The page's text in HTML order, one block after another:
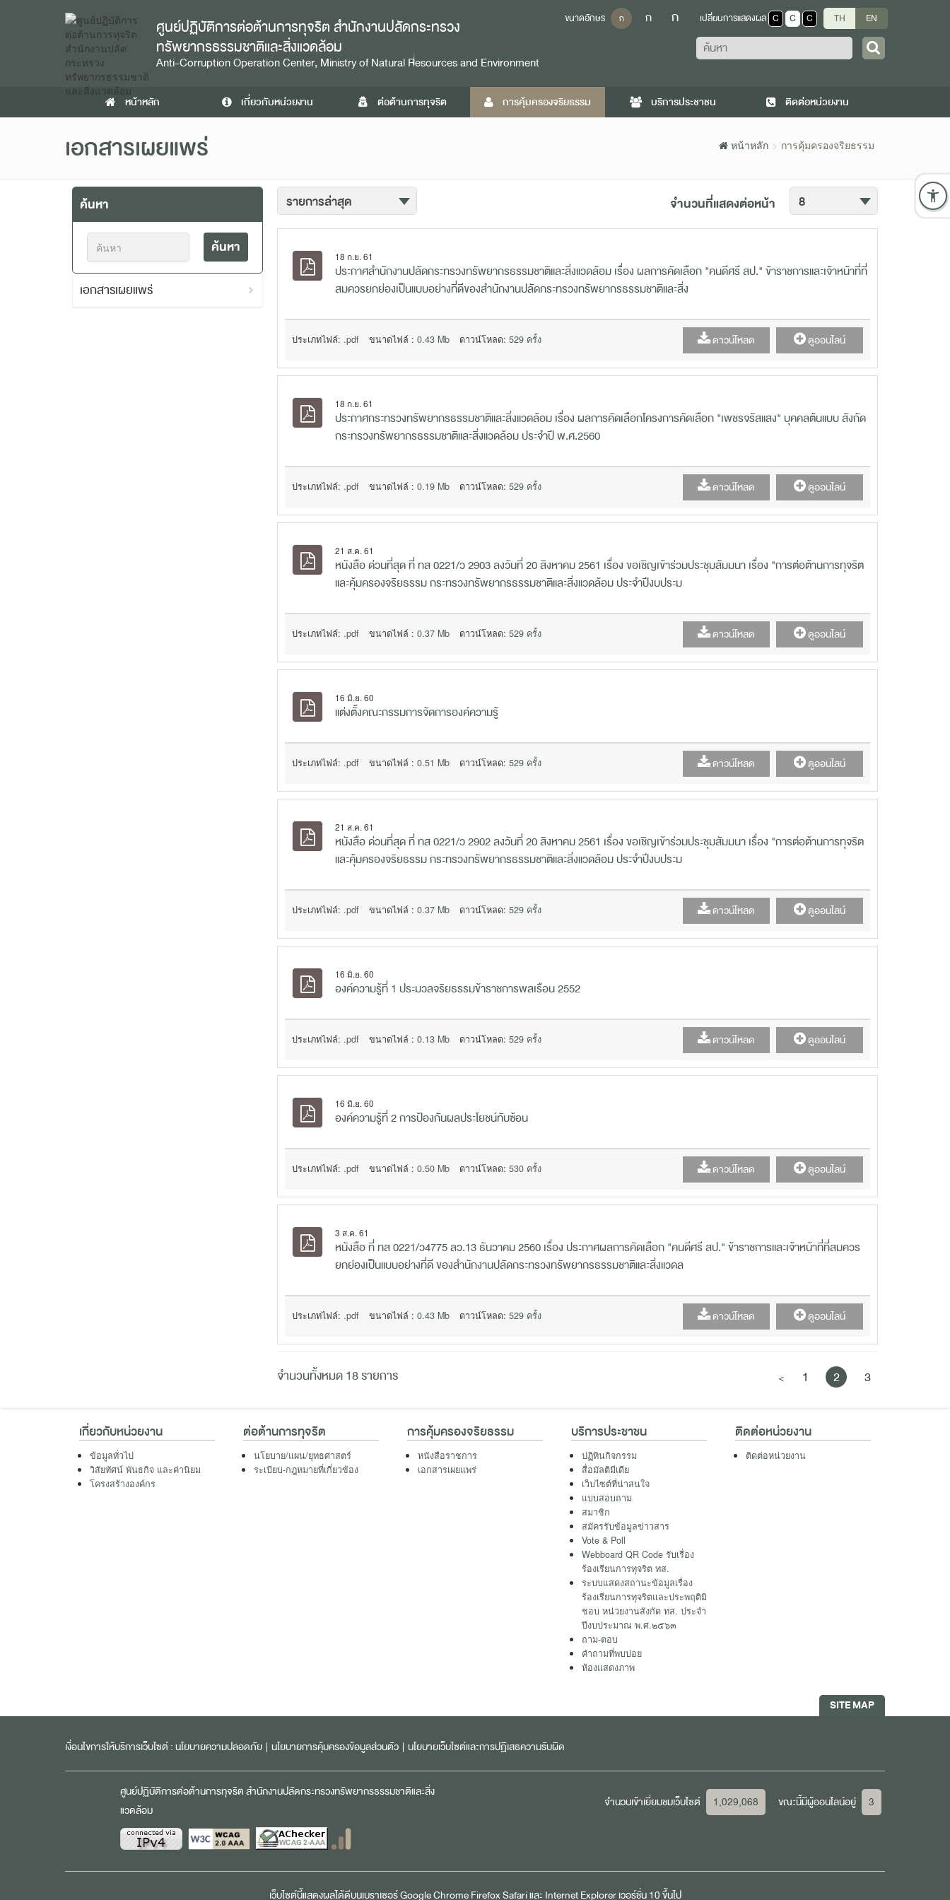
ศูนย์ปฏิบัติการต่อต้านการทุจริต สำนักงานปลัดกระทรวง
ทรัพยากรธรรมชาติและสิ่งแวดล้อม
Anti-Corruption Operation Center, Ministry of Natural Resources and Environment
ขนาดอักษร ก ก ก เปลี่ยนการแสดงผล C C C TH EN
ค้นหา
หน้าหลัก เกี่ยวกับหน่วยงาน ต่อต้านการทุจริต การคุ้มครองจริยธรรม บริการประชาชน ติดต่อหน่วยงาน
เอกสารเผยแพร่ หน้าหลัก การคุ้มครองจริยธรรม
ค้นหา
ค้นหา
เอกสารเผยแพร่
จำนวนที่แสดงต่อหน้า
18 ก.ย. 61
ประกาศสำนักงานปลัดกระทรวงทรัพยากรธรรมชาติและสิ่งแวดล้อม เรื่อง ผลการคัดเลือก "คนดีศรี สป." ข้าราชการและเจ้าหน้าที่ที่
สมควรยกย่องเป็นแบบอย่างที่ดีของสำนักงานปลัดกระทรวงทรัพยากรธรรมชาติและสิ่ง
ประเภทไฟล์: .pdf ขนาดไฟล์ : 0.43 Mb ดาวน์โหลด: 529 ครั้ง ดาวน์โหลด ดูออนไลน์
18 ก.ย. 61
ประกาศกระทรวงทรัพยากรธรรมชาติและสิ่งแวดล้อม เรื่อง ผลการคัดเลือกโครงการคัดเลือก "เพชรจรัสแสง" บุคคลต้นแบบ สังกัด
กระทรวงทรัพยากรธรรมชาติและสิ่งแวดล้อม ประจำปี พ.ศ.2560
ประเภทไฟล์: .pdf ขนาดไฟล์ : 0.19 Mb ดาวน์โหลด: 529 ครั้ง ดาวน์โหลด ดูออนไลน์
21 ส.ค. 61
หนังสือ ด่วนที่สุด ที่ ทส 0221/ว 2903 ลงวันที่ 20 สิงหาคม 2561 เรื่อง ขอเชิญเข้าร่วมประชุมสัมมนา เรื่อง "การต่อต้านการทุจริต
และคุ้มครองจริยธรรม กระทรวงทรัพยากรธรรมชาติและสิ่งแวดล้อม ประจำปีงบประม
ประเภทไฟล์: .pdf ขนาดไฟล์ : 0.37 Mb ดาวน์โหลด: 529 ครั้ง ดาวน์โหลด ดูออนไลน์
16 มิ.ย. 60
แต่งตั้งคณะกรรมการจัดการองค์ความรู้
ประเภทไฟล์: .pdf ขนาดไฟล์ : 0.51 Mb ดาวน์โหลด: 529 ครั้ง ดาวน์โหลด ดูออนไลน์
21 ส.ค. 61
หนังสือ ด่วนที่สุด ที่ ทส 0221/ว 2902 ลงวันที่ 20 สิงหาคม 2561 เรื่อง ขอเชิญเข้าร่วมประชุมสัมมนา เรื่อง "การต่อต้านการทุจริต
และคุ้มครองจริยธรรม กระทรวงทรัพยากรธรรมชาติและสิ่งแวดล้อม ประจำปีงบประม
ประเภทไฟล์: .pdf ขนาดไฟล์ : 0.37 Mb ดาวน์โหลด: 529 ครั้ง ดาวน์โหลด ดูออนไลน์
16 มิ.ย. 60
องค์ความรู้ที่ 1 ประมวลจริยธรรมข้าราชการพลเรือน 2552
ประเภทไฟล์: .pdf ขนาดไฟล์ : 0.13 Mb ดาวน์โหลด: 529 ครั้ง ดาวน์โหลด ดูออนไลน์
16 มิ.ย. 60
องค์ความรู้ที่ 2 การป้องกันผลประโยชน์ทับซ้อน
ประเภทไฟล์: .pdf ขนาดไฟล์ : 0.50 Mb ดาวน์โหลด: 530 ครั้ง ดาวน์โหลด ดูออนไลน์
3 ส.ค. 61
หนังสือ ที่ ทส 0221/ว4775 ลว.13 ธันวาคม 2560 เรื่อง ประกาศผลการคัดเลือก "คนดีศรี สป." ข้าราชการและเจ้าหน้าที่ที่สมควร
ยกย่องเป็นแบบอย่างที่ดี ของสำนักงานปลัดกระทรวงทรัพยากรธรรมชาติและสิ่งแวดล
ประเภทไฟล์: .pdf ขนาดไฟล์ : 0.43 Mb ดาวน์โหลด: 529 ครั้ง ดาวน์โหลด ดูออนไลน์
จำนวนทั้งหมด 18 รายการ < 1 2 3
เกี่ยวกับหน่วยงาน
ข้อมูลทั่วไป
วิสัยทัศน์ พันธกิจ และค่านิยม
โครงสร้างองค์กร
ต่อต้านการทุจริต
นโยบาย/แผน/ยุทธศาสตร์
ระเบียบ-กฎหมายที่เกี่ยวข้อง
การคุ้มครองจริยธรรม
หนังสือราชการ
เอกสารเผยแพร่
บริการประชาชน
ปฏิทินกิจกรรม
สื่อมัลติมีเดีย
เว็บไซต์ที่น่าสนใจ
แบบสอบถาม
สมาชิก
สมัครรับข้อมูลข่าวสาร
Vote & Poll
Webboard QR Code รับเรื่อง
ร้องเรียนการทุจริต ทส.
ระบบแสดงสถานะข้อมูลเรื่อง
ร้องเรียนการทุจริตและประพฤติมิ
ชอบ หน่วยงานสังกัด ทส. ประจำ
ปีงบประมาณ พ.ศ.๒๕๖๓
ถาม-ตอบ
คำถามที่พบบ่อย
ห้องแสดงภาพ
ติดต่อหน่วยงาน
ติดต่อหน่วยงาน
SITE MAP
เงื่อนไขการให้บริการเว็บไซต์ :นโยบายความปลอดภัย | นโยบายการคุ้มครองข้อมูลส่วนตัว | นโยบายเว็บไซต์และการปฏิเสธความรับผิด
ศูนย์ปฏิบัติการต่อต้านการทุจริต สำนักงานปลัดกระทรวงทรัพยากรธรรมชาติและสิ่ง
แวดล้อม
จำนวนเข้าเยี่ยมชมเว็บไซต์ 1,029,068 ขณะนี้มีผู้ออนไลน์อยู่ 3
เว็บไซต์นี้แสดงผลได้ดีบนเบราเซอร์Google ChromeFirefoxSafariและ Internet Explorerเวอร์ชั่น 10 ขึ้นไป